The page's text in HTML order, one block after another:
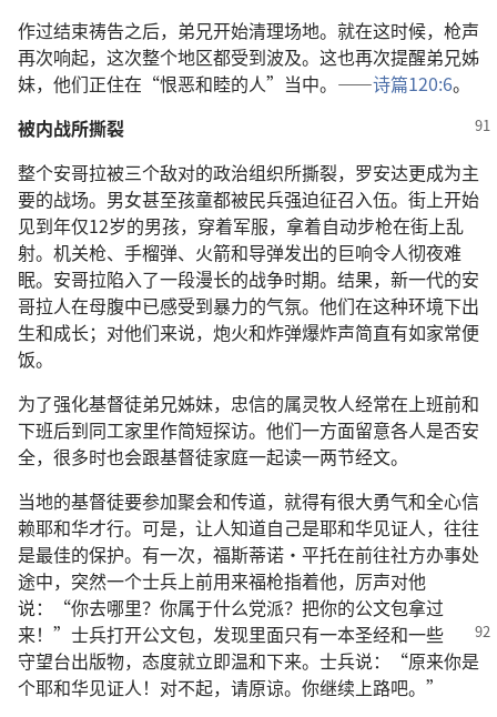
作过结束祷告之后，弟兄开始清理场地。就在这时候，枪声
再次响起，这次整个地区都受到波及。这也再次提醒弟兄姊
妹，他们正住在“恨恶和睦的人”当中。——诗篇120:6。
被内战所撕裂
整个安哥拉被三个敌对的政治组织所撕裂，罗安达更成为主
要的战场。男女甚至孩童都被民兵强迫征召入伍。街上开始
见到年仅12岁的男孩，穿着军服，拿着自动步枪在街上乱
射。机关枪、手榴弹、火箭和导弹发出的巨响令人彻夜难
眠。安哥拉陷入了一段漫长的战争时期。结果，新一代的安
哥拉人在母腹中已感受到暴力的气氛。他们在这种环境下出
生和成长；对他们来说，炮火和炸弹爆炸声简直有如家常便
饭。
为了强化基督徒弟兄姊妹，忠信的属灵牧人经常在上班前和
下班后到同工家里作简短探访。他们一方面留意各人是否安
全，很多时也会跟基督徒家庭一起读一两节经文。
当地的基督徒要参加聚会和传道，就得有很大勇气和全心信
赖耶和华才行。可是，让人知道自己是耶和华见证人，往往
是最佳的保护。有一次，福斯蒂诺·平托在前往社方办事处
途中，突然一个士兵上前用来福枪指着他，厉声对他
说：“你去哪里？你属于什么党派？把你的公文包拿过
来！”士兵打开公文包，发现里面只有一本圣经和一些
守望台出版物，态度就立即温和下来。士兵说：“原来你是
个耶和华见证人！对不起，请原谅。你继续上路吧。”